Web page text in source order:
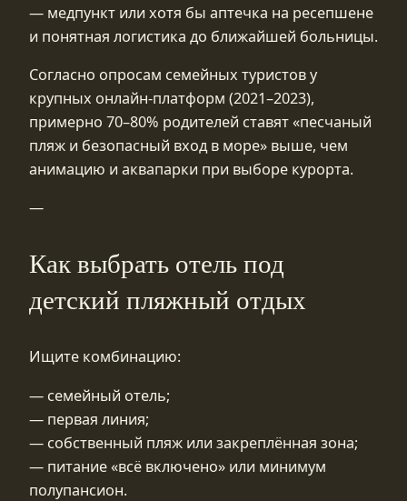
— медпункт или хотя бы аптечка на ресепшене
и понятная логистика до ближайшей больницы.
Согласно опросам семейных туристов у
крупных онлайн-платформ (2021–2023),
примерно 70–80% родителей ставят «песчаный
пляж и безопасный вход в море» выше, чем
анимацию и аквапарки при выборе курорта.
—
Как выбрать отель под
детский пляжный отдых
Ищите комбинацию:
— семейный отель;
— первая линия;
— собственный пляж или закреплённая зона;
— питание «всё включено» или минимум
полупансион.